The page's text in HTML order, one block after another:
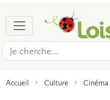
Accueil Culture Cinéma